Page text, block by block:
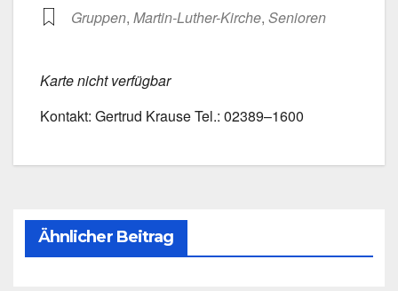
Grup­pen, Martin-Luther-Kirche, Senio­ren
Kar­te nicht ver­füg­bar
Kon­takt: Ger­trud Krau­se Tel.: 02389–1600
Ähnlicher Beitrag